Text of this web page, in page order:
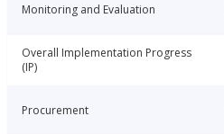
Monitoring and Evaluation
Overall Implementation Progress
(IP)
Procurement